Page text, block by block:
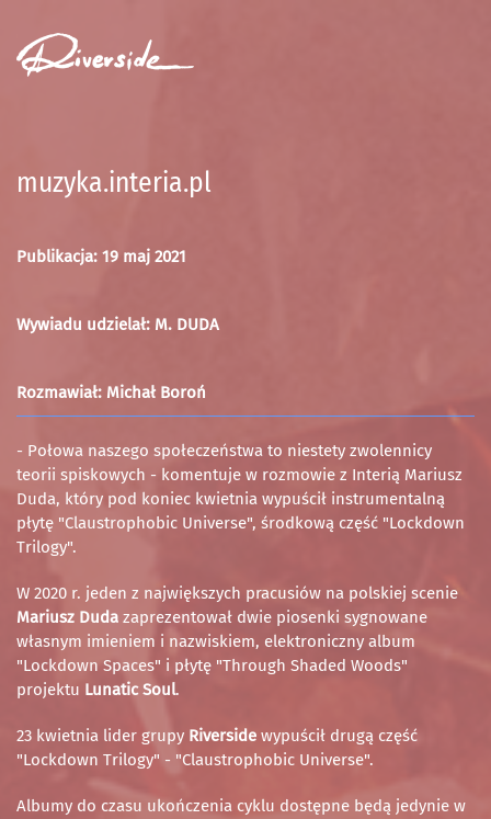
muzyka.interia.pl
Publikacja: 19 maj 2021
Wywiadu udzielał: M. DUDA
Rozmawiał: Michał Boroń
- Połowa naszego społeczeństwa to niestety zwolennicy
teorii spiskowych - komentuje w rozmowie z Interią Mariusz
Duda, który pod koniec kwietnia wypuścił instrumentalną
płytę "Claustrophobic Universe", środkową część "Lockdown
Trilogy".
W 2020 r. jeden z największych pracusiów na polskiej scenie
Mariusz Duda zaprezentował dwie piosenki sygnowane
własnym imieniem i nazwiskiem, elektroniczny album
"Lockdown Spaces" i płytę "Through Shaded Woods"
projektu Lunatic Soul.
23 kwietnia lider grupy Riverside wypuścił drugą część
"Lockdown Trilogy" - "Claustrophobic Universe".
Albumy do czasu ukończenia cyklu dostępne będą jedynie w